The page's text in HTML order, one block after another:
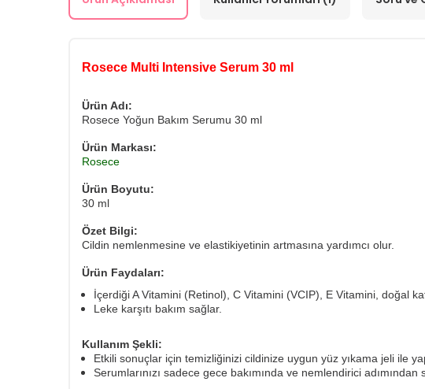
Rosece Multi Intensive Serum 30 ml
Ürün Adı:
Rosece Yoğun Bakım Serumu 30 ml
Ürün Markası:
Rosece
Ürün Boyutu:
30 ml
Özet Bilgi:
Cildin nemlenmesine ve elastikiyetinin artmasına yardımcı olur.
Ürün Faydaları:
İçerdiği A Vitamini (Retinol), C Vitamini (VCIP), E Vitamini, doğal
Leke karşıtı bakım sağlar.
Kullanım Şekli:
Etkili sonuçlar için temizliğinizi cildinize uygun yüz yıkama jeli ile
Serumlarınızı sadece gece bakımında ve nemlendirici adımından